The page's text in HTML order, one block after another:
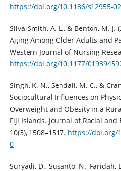
https://doi.org/10.1186/s12955-
Silva-Smith, A. L., & Benton, M. J.
Aging Among Older Adults and
Western Journal of Nursing
https://doi.org/10.1177/
Singh, K. N., Sendall, M. C., &
Sociocultural Influences on
Overweight and Obesity in a
Fiji Islands. Journal of Racial
10(3), 1508–1517. https://doi.org/
0
Suryadi, D., Susanto, N., Faridah,